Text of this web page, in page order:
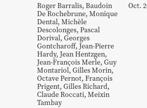
RogerBarralis, Baudoin
De Rochebrune, Monique
Dental, Michèle
Descolonges, Pascal
Dorival, Georges
Gontcharoff, Jean-Pierre
Hardy, JeanHentzgen,
Jean-FrançoisMerle, Guy
Montariol, GillesMorin,
OctavePernot, François
Prigent, GillesRichard,
ClaudeRoccati, Meixin
Tambay
Oct.